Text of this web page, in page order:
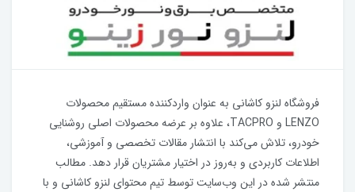
فروشگاه لنزو کاشانی به عنوان واردکننده مستقیم محصولات
LENZO و TACPRO، علاوه بر عرضه محصولات اصلی روشنایی
خودرو، تلاش می‌کند با انتشار مقالات تخصصی و آموزشی،
اطلاعات کاربردی و به‌روز در اختیار مشتریان قرار دهد. مطالب
منتشر شده در این وب‌سایت توسط تیم محتوای لنزو کاشانی و با